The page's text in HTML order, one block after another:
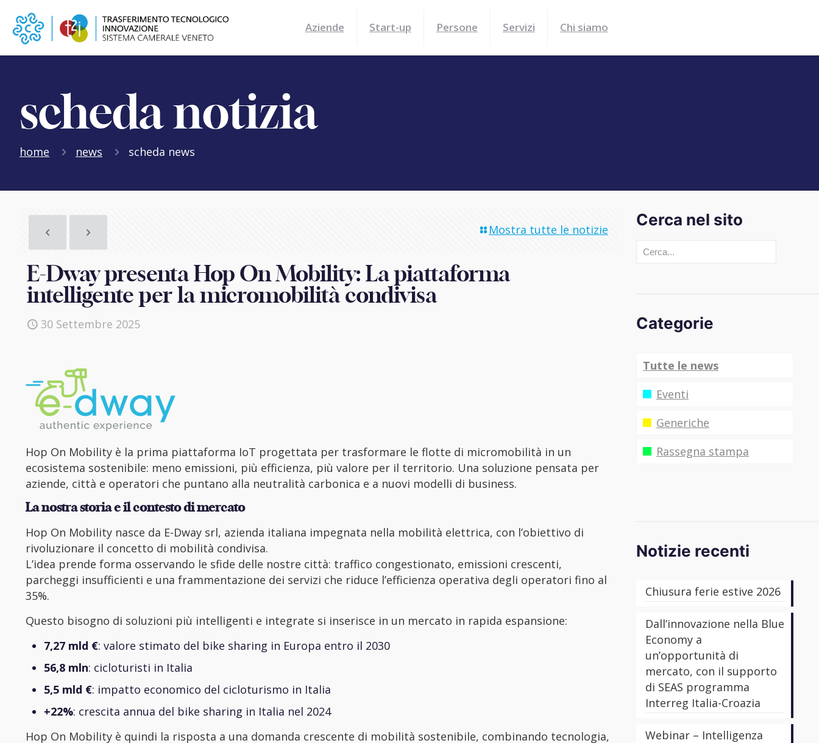
Aziende Start-up Persone Servizi Chi siamo
scheda notizia
home news scheda news
Mostra tutte le notizie
E-Dway presenta Hop On Mobility: La piattaforma
intelligente per la micromobilità condivisa
30 Settembre 2025
Hop On Mobility è la prima piattaforma IoT progettata per trasformare le flotte di micromobilità in un
ecosistema sostenibile: meno emissioni, più efficienza, più valore per il territorio. Una soluzione pensata per
aziende, città e operatori che puntano alla neutralità carbonica e a nuovi modelli di business.
La nostra storia e il contesto di mercato
Hop On Mobility nasce da E-Dway srl, azienda italiana impegnata nella mobilità elettrica, con l’obiettivo di
rivoluzionare il concetto di mobilità condivisa.
L’idea prende forma osservando le sfide delle nostre città: traffico congestionato, emissioni crescenti,
parcheggi insufficienti e una frammentazione dei servizi che riduce l’efficienza operativa degli operatori fino al
35%.
Questo bisogno di soluzioni più intelligenti e integrate si inserisce in un mercato in rapida espansione:
7,27 mld €: valore stimato del bike sharing in Europa entro il 2030
56,8 mln: cicloturisti in Italia
5,5 mld €: impatto economico del cicloturismo in Italia
+22%: crescita annua del bike sharing in Italia nel 2024
Hop On Mobility è quindi la risposta a una domanda crescente di mobilità sostenibile, combinando tecnologia,
Cerca nel sito
Cerca
Categorie
Tutte le news
Eventi
Generiche
Rassegna stampa
Notizie recenti
Chiusura ferie estive 2026
Dall’innovazione nella Blue
Economy a
un’opportunità di
mercato, con il supporto
di SEAS programma
Interreg Italia-Croazia
Webinar – Intelligenza